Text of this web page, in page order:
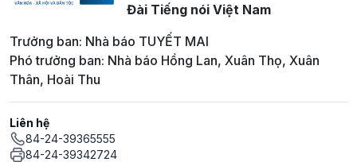
Đài Tiếng nói Việt Nam
Trưởng ban: Nhà báo TUYẾT MAI
Phó trưởng ban: Nhà báo Hồng Lan, Xuân Thọ, Xuân
Thân, Hoài Thu
Liên hệ
84-24-39365555
84-24-39342724